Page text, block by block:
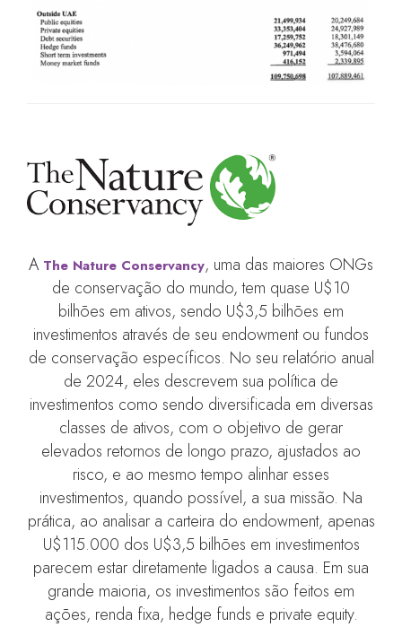
A The Nature Conservancy, uma das maiores ONGs
de conservação do mundo, tem quase U$10
bilhões em ativos, sendo U$3,5 bilhões em
investimentos através de seu endowment ou fundos
de conservação específicos. No seu relatório anual
de 2024, eles descrevem sua política de
investimentos como sendo diversificada em diversas
classes de ativos, com o objetivo de gerar
elevados retornos de longo prazo, ajustados ao
risco, e ao mesmo tempo alinhar esses
investimentos, quando possível, a sua missão. Na
prática, ao analisar a carteira do endowment, apenas
U$115.000 dos U$3,5 bilhões em investimentos
parecem estar diretamente ligados a causa. Em sua
grande maioria, os investimentos são feitos em
ações, renda fixa, hedge funds e private equity.